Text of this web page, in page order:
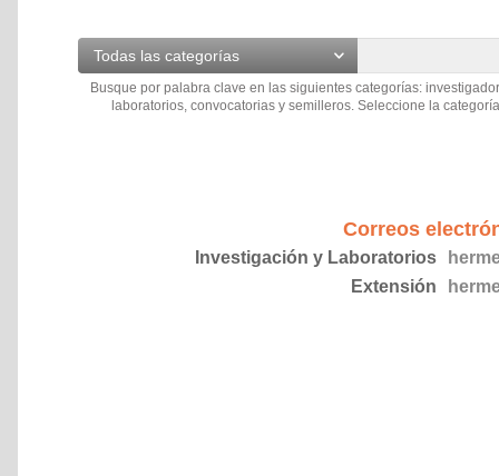
Todas las categorías
Busque por palabra clave en las siguientes categorías:
laboratorios, convocatorias y semilleros. Seleccione la
Correos
Investigación y Laboratorios
Extensión